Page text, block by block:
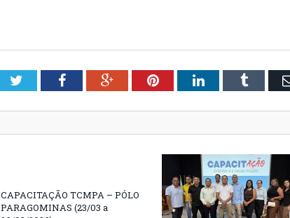
TwitterFacebookGoogle+PinterestLinkedInTumblr
CAPACITAÇÃO TCMPA – PÓLO
PARAGOMINAS (23/03 a